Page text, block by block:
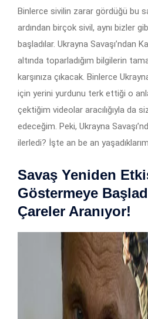
Binlerce sivilin zarar gördüğü bu
ardından birçok sivil, aynı bizler
başladılar. Ukrayna Savaşı’ndan
altında toparladığım bilgilerin
karşınıza çıkacak. Binlerce
için yerini yurdunu terk ettiği o
çektiğim videolar aracılığıyla da
edeceğim. Peki, Ukrayna
ilerledi? İşte an be an
Savaş Yeniden
Göstermeye
Çareler Aranıyor!